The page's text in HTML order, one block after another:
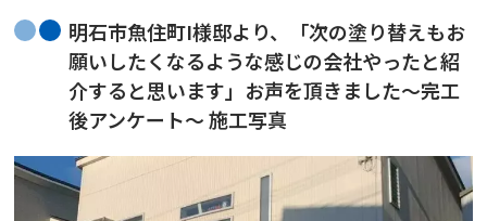
明石市魚住町I様邸より、「次の塗り替えもお
願いしたくなるような感じの会社やったと紹
介すると思います」お声を頂きました～完工
後アンケート～ 施工写真